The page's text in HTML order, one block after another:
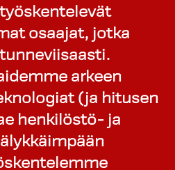
osaajat, jotka
arkeen
(ja hitusen
henkilöstö- ja